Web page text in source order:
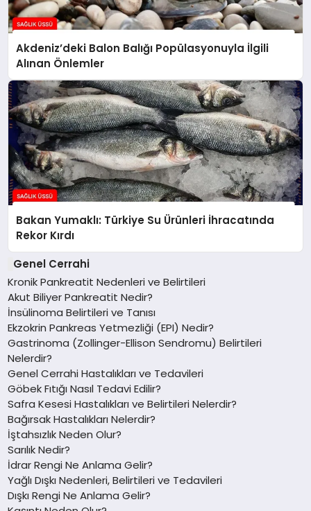
Akdeniz’deki Balon Balığı Popülasyonuyla İlgili
Alınan Önlemler
Bakan Yumaklı: Türkiye Su Ürünleri İhracatında
Rekor Kırdı
Genel Cerrahi
Kronik Pankreatit Nedenleri ve Belirtileri
Akut Biliyer Pankreatit Nedir?
İnsülinoma Belirtileri ve Tanısı
Ekzokrin Pankreas Yetmezliği (EPI) Nedir?
Gastrinoma (Zollinger-Ellison Sendromu) Belirtileri
Nelerdir?
Genel Cerrahi Hastalıkları ve Tedavileri
Göbek Fıtığı Nasıl Tedavi Edilir?
Safra Kesesi Hastalıkları ve Belirtileri Nelerdir?
Bağırsak Hastalıkları Nelerdir?
İştahsızlık Neden Olur?
Sarılık Nedir?
İdrar Rengi Ne Anlama Gelir?
Yağlı Dışkı Nedenleri, Belirtileri ve Tedavileri
Dışkı Rengi Ne Anlama Gelir?